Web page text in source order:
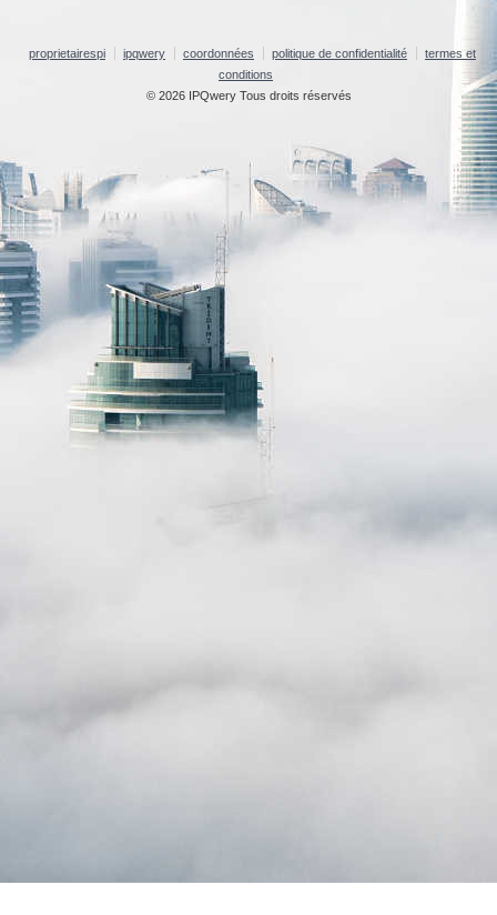
proprietairespi ipqwery coordonnées politique de confidentialité
termes et
conditions
© 2026 IPQwery Tous droits réservés